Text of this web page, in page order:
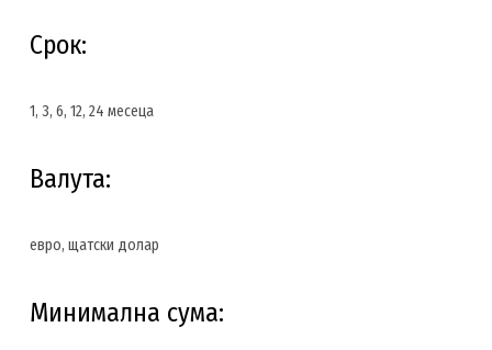
Срок:
1, 3, 6, 12, 24 месеца
Валута:
евро, щатски долар
Минимална сума: